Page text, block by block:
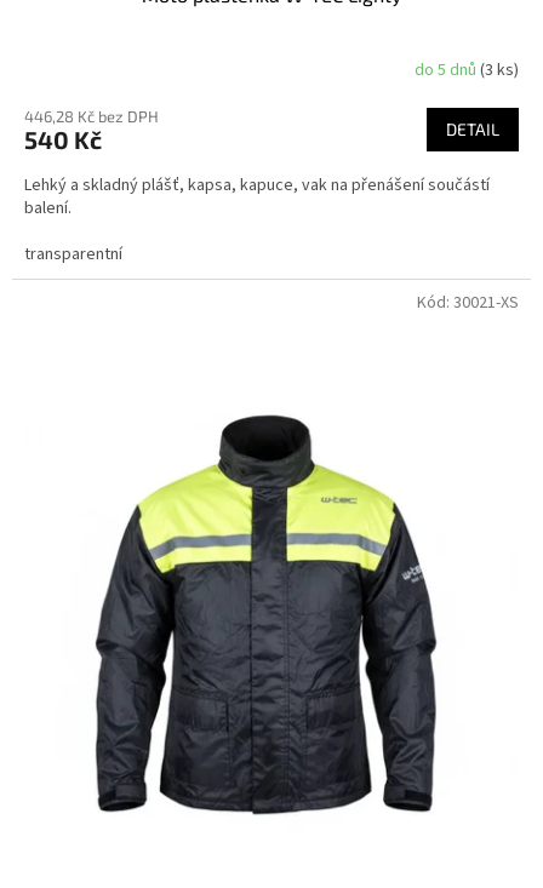
do 5 dnů (3 ks)
446,28 Kč bez DPH
540 Kč DETAIL
Lehký a skladný plášť, kapsa, kapuce, vak na přenášení součástí
balení.
transparentní
Kód: 30021-XS